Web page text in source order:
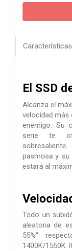
Características
El SSD
Alcanza el
velocidad más
enemigo. Su
serie te
pasmosa y su
estará al
Todo un
aleatoria de
55%"
1400K/1550K